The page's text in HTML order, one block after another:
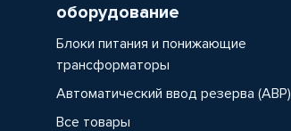
оборудование
Блоки питания и понижающие
трансформаторы
Автоматический ввод резерва (АВР)
Все товары